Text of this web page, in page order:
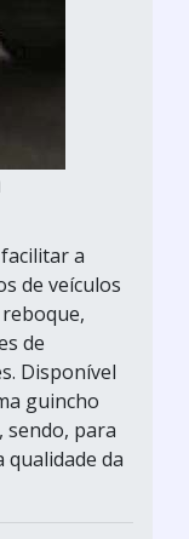
a
de veículos
de
Disponível
guincho
sendo, para
da